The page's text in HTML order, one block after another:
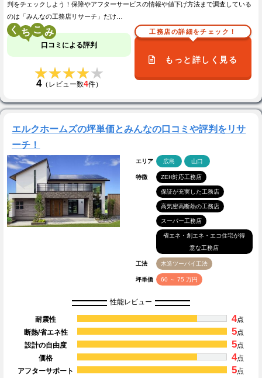
判をチェックしよう！保障やアフターサービスの情報や値下げ方法まで調査している
のは「みんなの工務店リサーチ」だけ…
く こ
口コミによる評判
★★★★★
★★★★★
4（レビュー数4件）
工務店の詳細をチェック！
もっと詳しく見る
エルクホームズの坪単価とみんなの口コミや評判をリサ
ーチ！
エリア 広島 山口
特徴 ZEH対応工務店
保証が充実した工務店
高気密高断熱の工務店
スーパー工務店
省エネ・創エネ・エコ住宅が得
意な工務店
工法 木造ツーバイ工法
坪単価 60 ～ 75 万円
性能レビュー
耐震性 4点
断熱/省エネ性
5点
設計の自由度
5点
価格
4点
アフターサポート
5点